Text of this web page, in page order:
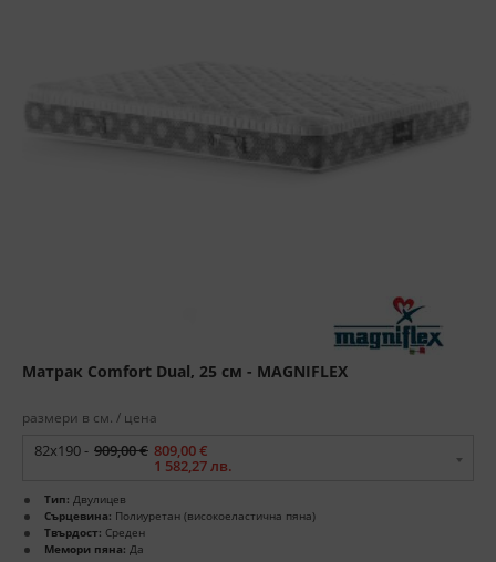
Матрак Comfort Dual, 25 см - MAGNIFLEX
размери в см. / цена
82x190 - 909,00 € 809,00 €
1 582,27 лв.
Тип: Двулицев
Сърцевина: Полиуретан (високоеластична пяна)
Твърдост: Среден
Мемори пяна: Да